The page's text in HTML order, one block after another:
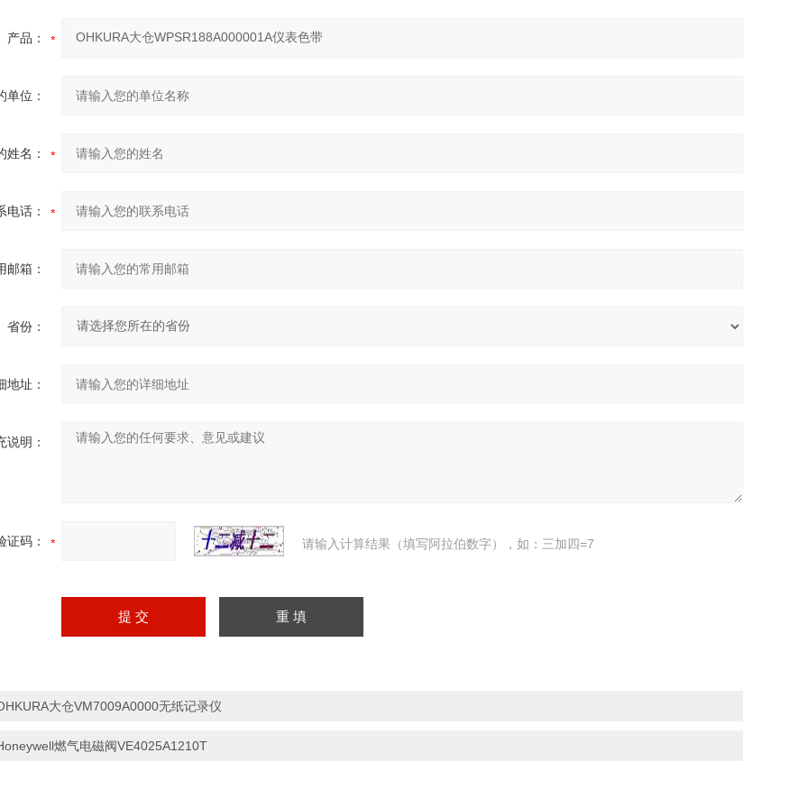
产品：
单位：
姓名：
电话：
邮箱：
省份：
地址：
说明：
证码： 请输入计算结果（填写阿拉伯数字），如：三加四=7
大仓VM7009A0000无纸记录仪
燃气电磁阀VE4025A1210T